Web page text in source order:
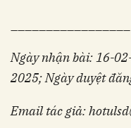
Ngày nhận bài: 16-
2025; Ngày duyệt
Email tác giả: